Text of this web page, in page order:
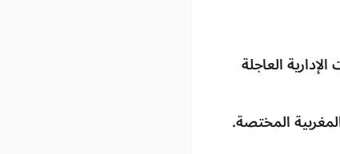
العاجلة
المختصة.